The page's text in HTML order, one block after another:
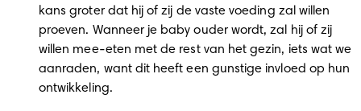
kans groter dat hij of zij de vaste voeding zal willen
proeven. Wanneer je baby ouder wordt, zal hij of zij
willen mee-eten met de rest van het gezin, iets wat we
aanraden, want dit heeft een gunstige invloed op hun
ontwikkeling.